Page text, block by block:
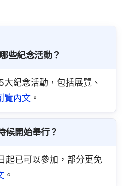
些紀念活動？
紀念活動，包括展覽、
覽內文 。
候開始舉行？
起已可以參加，部分更免
。